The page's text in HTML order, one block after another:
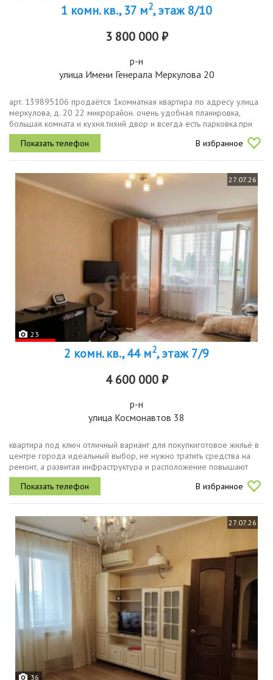
1 комн. кв., 37 м2, этаж 8/10
3 800 000 ₽
р-н
улица Имени Генерала Меркулова 20
арт. 139895106 продаётся 1комнатная квартира по адресу улица
меркулова, д. 20 22 микрорайон. очень удобная планировка,
большая комната и кухня.тихий двор и всегда есть парковка.при
продаже остается кухонный гарнитур, шкаф, кондиционер. вся...
В избранное
27.07.26
23
2 комн. кв., 44 м2, этаж 7/9
4 600 000 ₽
р-н
улица Космонавтов 38
квартира под ключ отличный вариант для покупкиготовое жильё в
центре города идеальный выбор, не нужно тратить средства на
ремонт, а развитая инфраструктура и расположение повышают
шансы на одобрение и ликвидность объекта. kваpтиpа очень
теплaя,...
В избранное
27.07.26
36